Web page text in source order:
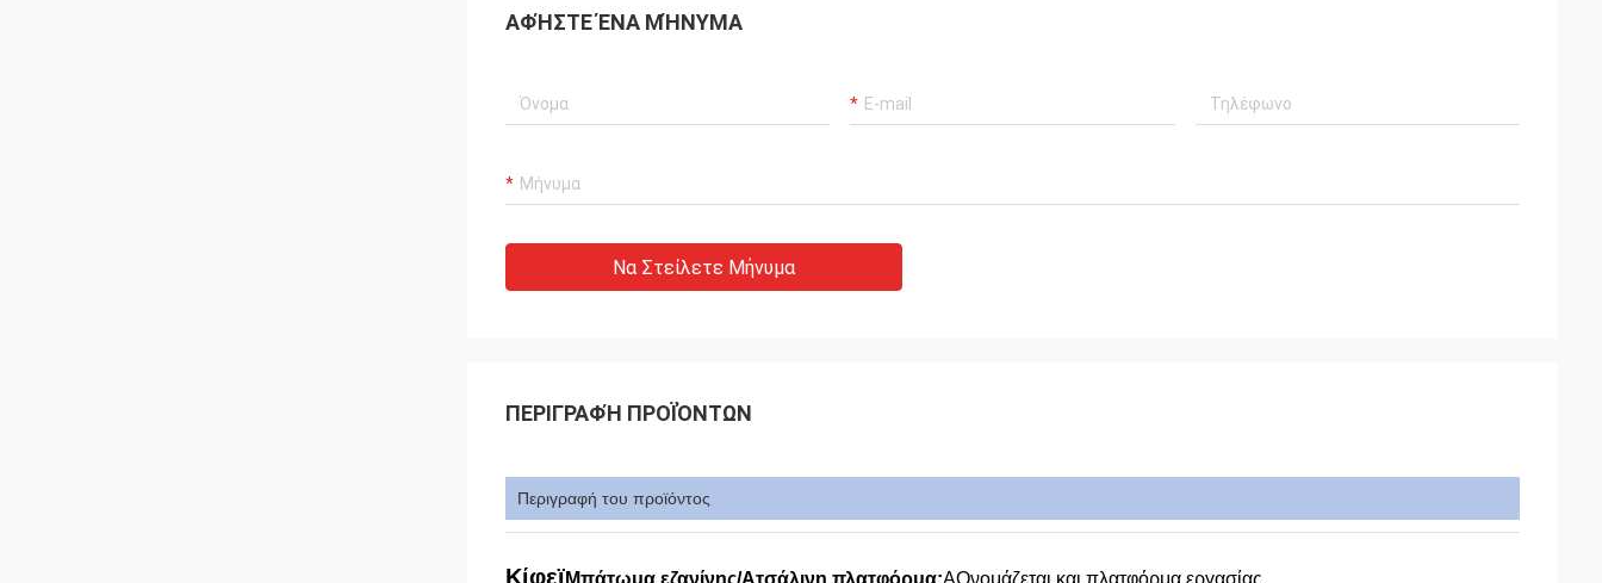
ΑΦΉΣΤΕ ΈΝΑ ΜΉΝΥΜΑ
Να Στείλετε Μήνυμα
ΠΕΡΙΓΡΑΦΉ ΠΡΟΪΌΝΤΩΝ
Περιγραφή του προϊόντος
ΚίφεϊΜπάτωμα εζανίνης/Ατσάλινη πλατφόρμα:ΑΟνομάζεται και πλατφόρμα εργασίας.